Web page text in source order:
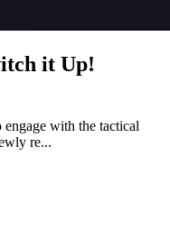
it Up!
with the tactical
re...